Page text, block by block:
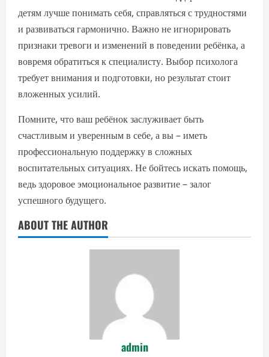
детям лучше понимать себя, справляться с трудностями
и развиваться гармонично. Важно не игнорировать
признаки тревоги и изменений в поведении ребёнка, а
вовремя обратиться к специалисту. Выбор психолога
требует внимания и подготовки, но результат стоит
вложенных усилий.
Помните, что ваш ребёнок заслуживает быть
счастливым и уверенным в себе, а вы – иметь
профессиональную поддержку в сложных
воспитательных ситуациях. Не бойтесь искать помощь,
ведь здоровое эмоциональное развитие – залог
успешного будущего.
ABOUT THE AUTHOR
admin